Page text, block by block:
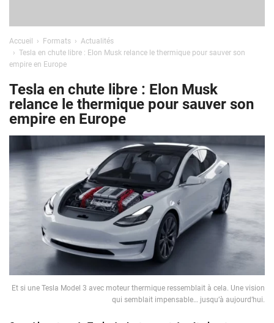
Accueil Formats
Actualités
Tesla en chute libre : Elon Musk relance le thermique pour sauver son
empire en Europe
Tesla en chute libre : Elon Musk
relance le thermique pour sauver son
empire en Europe
Et si une Tesla Model 3 avec moteur thermique ressemblait à cela. Une vision
qui semblait impensable… jusqu’à aujourd’hui.